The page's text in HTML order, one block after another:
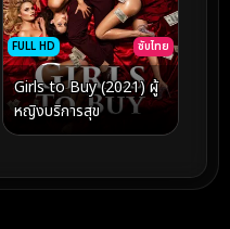
FULL HD ซับไทย
Girls to Buy (2021) ผู้
หญิงบริการสุข